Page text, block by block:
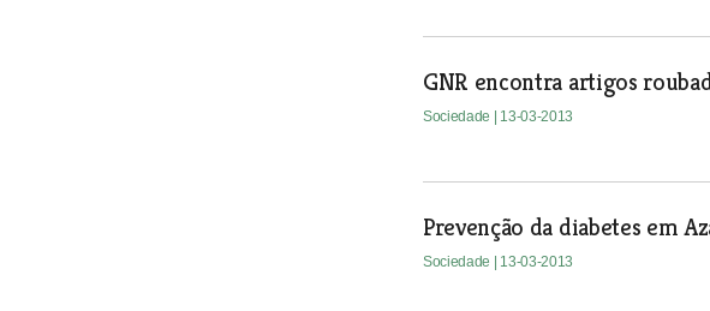
GNR encontra artigos
Sociedade | 13-03-2013
Prevenção da diabetes em
Sociedade | 13-03-2013